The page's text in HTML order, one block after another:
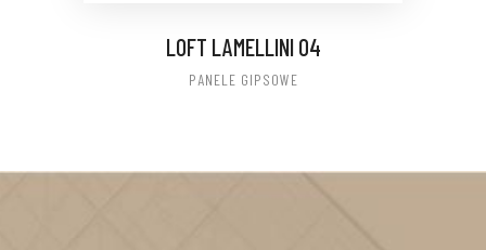
LOFT LAMELLINI 04
PANELE GIPSOWE